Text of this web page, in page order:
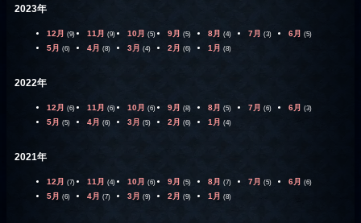
2023年
12月 (9) 11月 (9) 10月 (5) 9月 (5) 8月 (4) 7月 (3) 6月 (5)
5月 (6) 4月 (8) 3月 (4) 2月 (6) 1月 (8)
2022年
12月 (6) 11月 (6) 10月 (6) 9月 (8) 8月 (5) 7月 (6) 6月 (3)
5月 (5) 4月 (6) 3月 (5) 2月 (6) 1月 (4)
2021年
12月 (7) 11月 (4) 10月 (6) 9月 (5) 8月 (7) 7月 (5) 6月 (6)
5月 (6) 4月 (7) 3月 (9) 2月 (9) 1月 (8)